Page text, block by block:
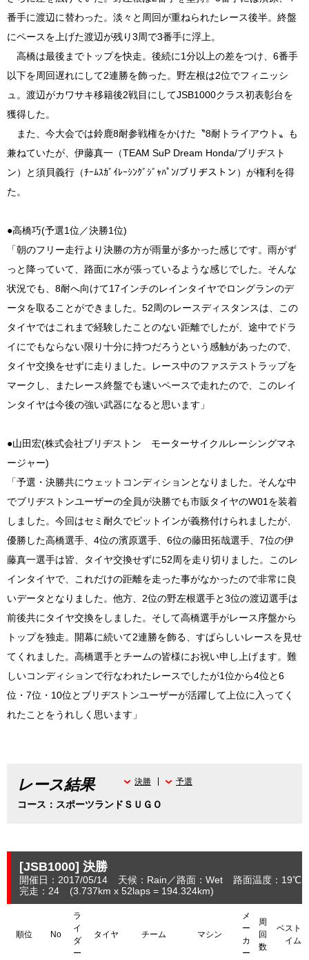
番手に渡辺に替わった。淡々と周回が重ねられたレース後半。終盤
にペースを上げた渡辺が残り3周で3番手に浮上。
高橋は最後までトップを快走。後続に1分以上の差をつけ、6番手
以下を周回遅れにして2連勝を飾った。野左根は2位でフィニッシ
ュ。渡辺がカワサキ移籍後2戦目にしてJSB1000クラス初表彰台を
獲得した。
また、今大会では鈴鹿8耐参戦権をかけた〝8耐トライアウト〟も
兼ねていたが、伊藤真一（TEAM SuP Dream Honda/ブリヂスト
ン）と須貝義行（ﾁｰﾑｽｶﾞｲﾚｰｼﾝｸﾞｼﾞｬﾊﾟﾝ/ブリヂストン）が権利を得
た。
●高橋巧(予選1位／決勝1位)
「朝のフリー走行より決勝の方が雨量が多かった感じです。雨がず
っと降っていて、路面に水が張っているような感じでした。そんな
状況でも、8耐へ向けて17インチのレインタイヤでロングランのデ
ータを取ることができました。52周のレースディスタンスは、この
タイヤではこれまで経験したことのない距離でしたが、途中でドラ
イにでもならない限り十分に持つだろうという感触があったので、
タイヤ交換をせずに走りました。レース中のファステストラップを
マークし、またレース終盤でも速いペースで走れたので、このレイ
ンタイヤは今後の強い武器になると思います」
●山田宏(株式会社ブリヂストン モーターサイクルレーシングマネ
ージャー)
「予選・決勝共にウェットコンディションとなりました。そんな中
でブリヂストンユーザーの全員が決勝でも市販タイヤのW01を装着
しました。今回はセミ耐久でピットインが義務付けられましたが、
優勝した高橋選手、4位の濱原選手、6位の藤田拓哉選手、7位の伊
藤真一選手は皆、タイヤ交換せずに52周を走り切りました。このレ
インタイヤで、これだけの距離を走った事がなかったので非常に良
いデータとなりました。他方、2位の野左根選手と3位の渡辺選手は
前後共にタイヤ交換をしました。そして高橋選手がレース序盤から
トップを独走。開幕に続いて2連勝を飾る、すばらしいレースを見せ
てくれました。高橋選手とチームの皆様にお祝い申し上げます。難
しいコンディションで行なわれたレースでしたが1位から4位と6
位・7位・10位とブリヂストンユーザーが活躍して上位に入ってく
れたことをうれしく思います」
レース結果
コース：スポーツランドＳＵＧＯ
決勝 予選
[JSB1000] 決勝
開催日：2017/05/14 天候：Rain 路面：Wet
路面温度：19℃
完走：24
(3.737km x 52laps = 194.324km)
順位 No
ラ
イ
ダ
ー
タイヤ チーム マシン
メ
ー
カ
ー
周
回
数
ベストタ
イム